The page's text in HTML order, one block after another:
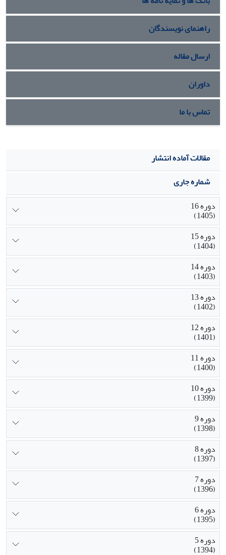
راهنمای نویسندگان
ارسال مقاله
داوران
تماس با ما
مقالات آماده انتشار
شماره جاری
دوره 16
(1405)
دوره 15
(1404)
دوره 14
(1403)
دوره 13
(1402)
دوره 12
(1401)
دوره 11
(1400)
دوره 10
(1399)
دوره 9
(1398)
دوره 8
(1397)
دوره 7
(1396)
دوره 6
(1395)
دوره 5
(1394)